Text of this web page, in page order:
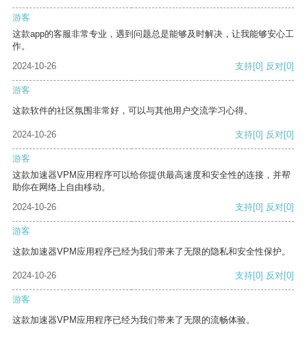
游客
这款app的客服非常专业，遇到问题总是能够及时解决，让我能够安心工
作。
2024-10-26
支持[0] 反对[0]
游客
这款软件的社区氛围非常好，可以与其他用户交流学习心得。
2024-10-26 支持[0] 反对[0]
游客
这款加速器VPM应用程序可以给你提供最高速度和安全性的连接，并帮
助你在网络上自由移动。
2024-10-26
支持[0] 反对[0]
游客
这款加速器VPM应用程序已经为我们带来了无限的隐私和安全性保护。
2024-10-26 支持[0] 反对[0]
游客
这款加速器VPM应用程序已经为我们带来了无限的流畅体验。